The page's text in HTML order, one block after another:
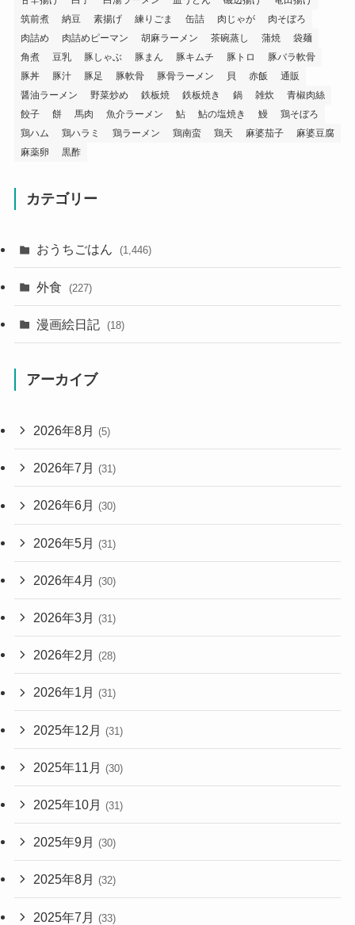
筑前煮
納豆 素揚げ 練りごま 缶詰 肉じゃが
肉そぼろ
肉詰め
肉詰めピーマン 胡麻ラーメン 茶碗蒸し 蒲焼
袋麺
角煮
豆乳 豚しゃぶ 豚まん 豚キムチ 豚トロ
豚バラ軟骨
豚丼
豚汁 豚足 豚軟骨 豚骨ラーメン 貝 赤飯
通販
醤油ラーメン
野菜炒め 鉄板焼 鉄板焼き 鍋 雑炊
青椒肉絲
餃子
餅 馬肉 魚介ラーメン 鮎 鮎の塩焼き 鰻
鶏そぼろ
鶏ハム
鶏ハラミ 鶏ラーメン 鶏南蛮 鶏天 麻婆茄子
麻婆豆腐
麻薬卵
黒酢
カテゴリー
おうちごはん (1,446)
外食 (227)
漫画絵日記 (18)
アーカイブ
2026年8月 (5)
2026年7月 (31)
2026年6月 (30)
2026年5月 (31)
2026年4月 (30)
2026年3月 (31)
2026年2月 (28)
2026年1月 (31)
2025年12月 (31)
2025年11月 (30)
2025年10月 (31)
2025年9月 (30)
2025年8月 (32)
2025年7月 (33)